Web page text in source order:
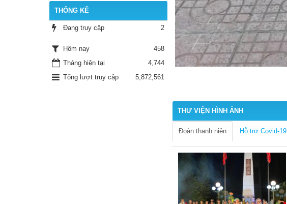
THƯ VIỆN HÌNH ẢNH
Đoàn thanh niên Hỗ trợ Covid-19
THỐNG KÊ
Đang truy cập 2
Hôm nay
458
Tháng hiện tại
4,744
Tổng lượt truy cập
5,872,561